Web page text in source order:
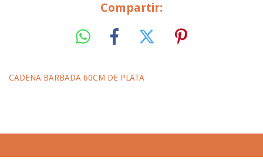
Compartir:
CADENA BARBADA 60CM DE PLATA